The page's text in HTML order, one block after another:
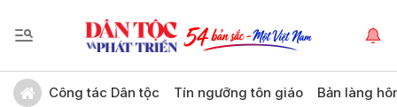
Công tác Dân tộc Tín ngưỡng tôn giáo Bản làng
Gửi bình luận